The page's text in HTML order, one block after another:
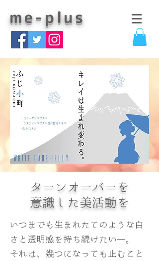
me-plus
ターンオーバーを
意識した美活動を
いつまでも生まれたてのような白
さと透明感を持ち続けたい―。
それは、幾つになっても止むこと